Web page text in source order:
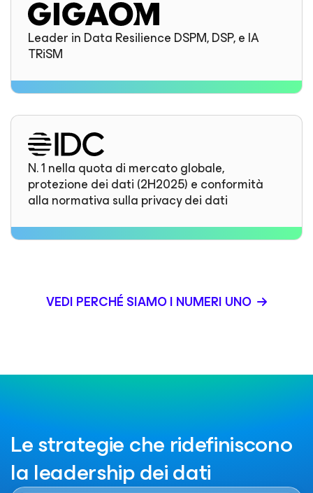
Leader in Data Resilience DSPM, DSP, e IA
TRiSM
N. 1 nella quota di mercato globale,
protezione dei dati (2H2025) e conformità
alla normativa sulla privacy dei dati
VEDI PERCHÉ SIAMO I NUMERI UNO
Le strategie che ridefiniscono
la leadership dei dati